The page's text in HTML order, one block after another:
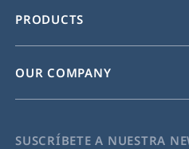
PRODUCTS
OUR COMPANY
SUSCRÍBETE A NUESTRA